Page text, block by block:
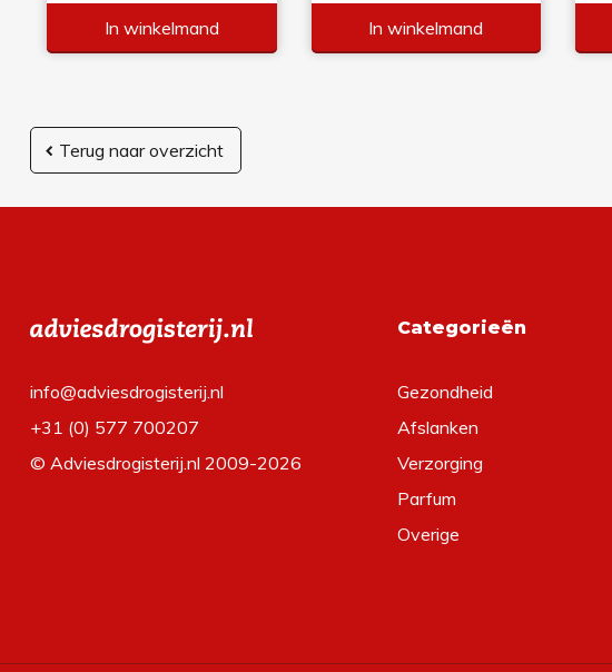
In winkelmand In winkelmand
Terug naar overzicht
info@adviesdrogisterij.nl
+31 (0) 577 700207
© Adviesdrogisterij.nl 2009-2026
Categorieën
Gezondheid
Afslanken
Verzorging
Parfum
Overige